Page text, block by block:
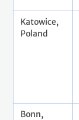
Katowice,
Poland
Bonn,